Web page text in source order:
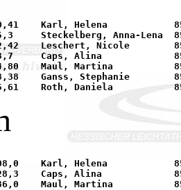
13.06.	Fulda
Frankfurt
13.06.	Fulda
Frankfurt
Darmstadt
27.04.	Darmstadt
Körle-Lobenhsn.
04.07.	Hanau
Körle-Lobenhsn.